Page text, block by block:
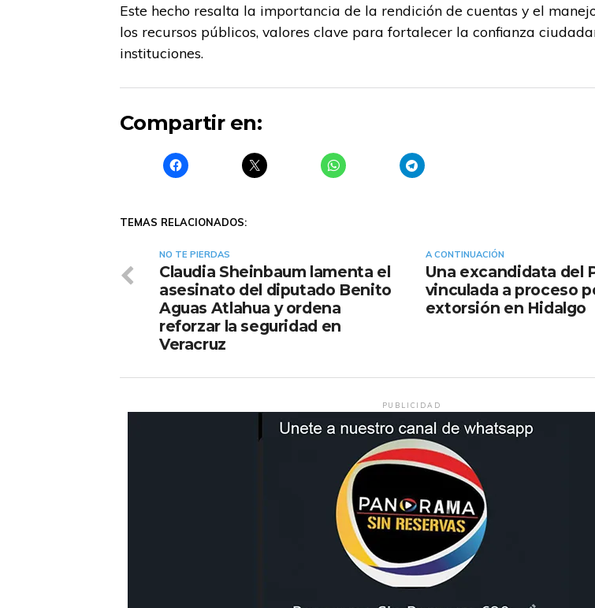
Este hecho resalta la importancia de la rendición de cuentas y el
los recursos públicos, valores clave para fortalecer la confianza
instituciones.
Compartir en:
TEMAS RELACIONADOS:
A CONTINUACIÓN
Una excandidata del
vinculada a proceso
extorsión en Hidalgo
NO TE PIERDAS
Claudia Sheinbaum lamenta el
asesinato del diputado Benito
Aguas Atlahua y ordena
reforzar la seguridad en
Veracruz
PUBLICIDAD